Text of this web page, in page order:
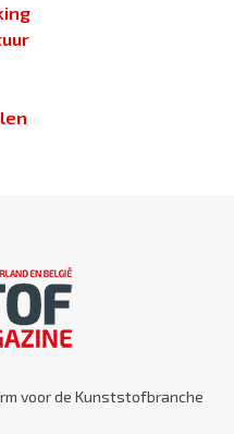
voor de Kunststofbranche